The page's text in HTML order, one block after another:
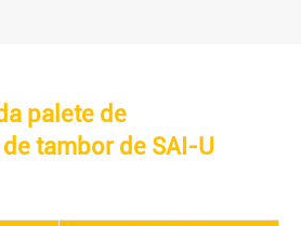
palete de
tambor de SAI-U